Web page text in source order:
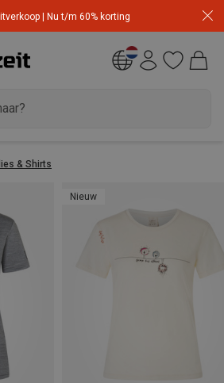
| Nu t/m 60% korting
& Shirts
Nieuw